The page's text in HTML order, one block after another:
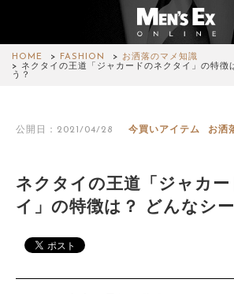
HOME FASHION
お洒落のマメ知識
ネクタイの王道「ジャカードのネクタイ」の特徴
う？
公開日：2021/04/28 今買いアイテム お洒
ネクタイの王道「ジャカ
イ」の特徴は？ どんなシ
FASHION
CAR&BIKE
LIFESTYLE
COLUMN